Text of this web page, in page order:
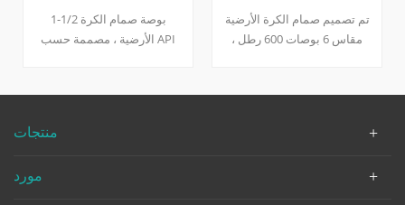
1-1/2 بوصة صمام الكرة
الأرضية ، مصممة حسب API
تحسين التدفق السلس من
من الفولاذ المقاوم للصدأ تم
RF API623
تم تصميم صمام الكرة الأرضية
مقاس 6 بوصات 600 رطل ،
منتجات
مورد